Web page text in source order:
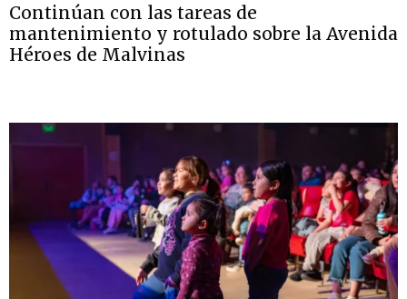
Continúan con las tareas de
mantenimiento y rotulado sobre la Avenida
Héroes de Malvinas